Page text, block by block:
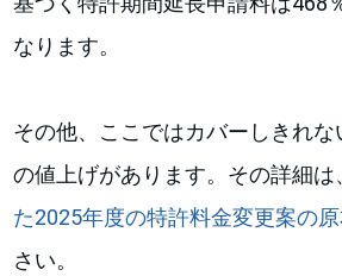
なります。
その他、ここではカバーしきれ
の値上げがあります。その詳細は
た2025年度の特許料金変更案の
さい。